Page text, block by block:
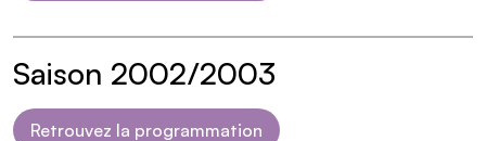
Saison 2002/2003
Retrouvez la programmation